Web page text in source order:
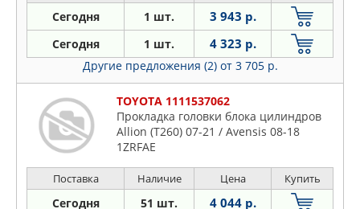
Сегодня 1 шт. 3 943 р.
Сегодня 1 шт. 4 323 р.
Другие предложения (2) от 3 705 р.
TOYOTA 1111537062
Прокладка головки блока цилиндров
Allion (T260) 07-21 / Avensis 08-18
1ZRFAE
Поставка Наличие Цена Купить
Сегодня 51 шт. 4 044 р.